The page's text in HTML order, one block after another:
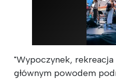
"Wypoczynek, rekreacja
głównym powodem